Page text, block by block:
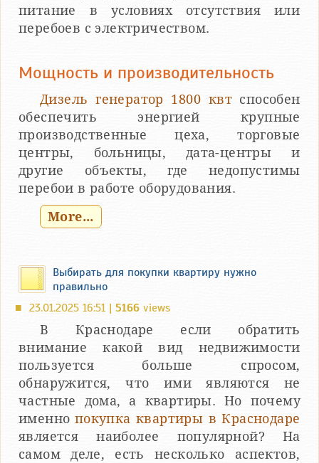
питание в условиях отсутствия или
перебоев с электричеством.
Мощность и производительность
Дизель генератор 1800 квтспособен
обеспечить энергией крупные
производственные цеха, торговые
центры, больницы, дата-центры и
другие объекты, где недопустимы
перебои в работе оборудования.
More...
Выбирать для покупки квартиру нужно
правильно
■ 23.01.2025 16:51 | 5166 views
В Краснодаре если обратить
внимание какой вид недвижимости
пользуется больше спросом,
обнаружится, что ими являются не
частные дома, а квартиры. Но почему
именно покупка квартиры в Краснодаре
является наиболее популярной? На
самом деле, есть несколько аспектов,